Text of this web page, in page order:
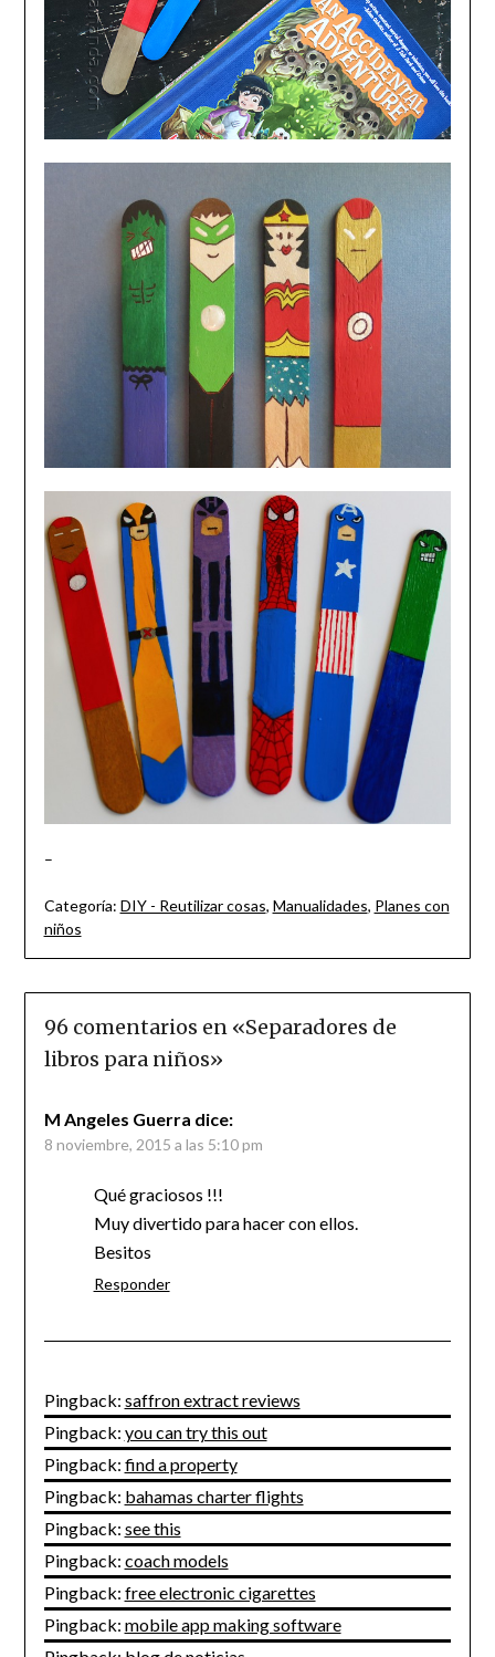
–
Categoría: DIY - Reutilizar cosas, Manualidades, Planes con
niños
96 comentarios en «Separadores de
libros para niños»
M Angeles Guerra dice:
8 noviembre, 2015 a las 5:10 pm
Qué graciosos !!!
Muy divertido para hacer con ellos.
Besitos
Responder
Pingback: saffron extract reviews
Pingback: you can try this out
Pingback: find a property
Pingback: bahamas charter flights
Pingback: see this
Pingback: coach models
Pingback: free electronic cigarettes
Pingback: mobile app making software